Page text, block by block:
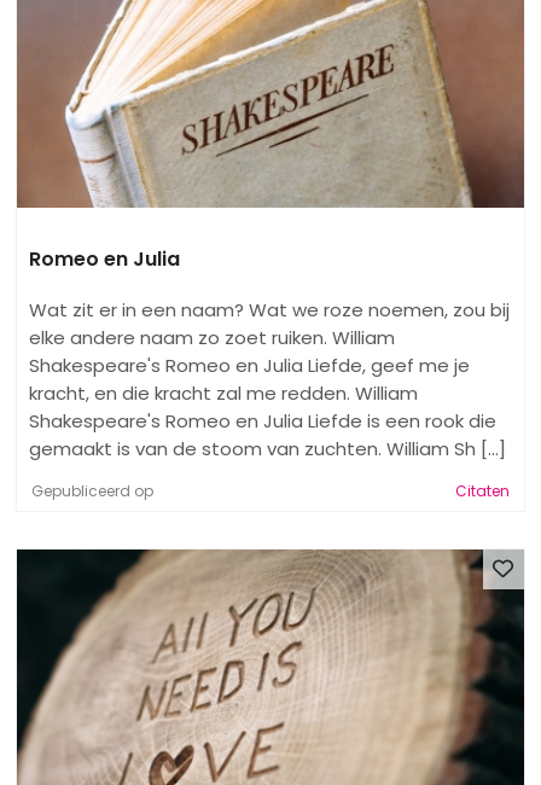
Romeo en Julia
Wat zit er in een naam? Wat we roze noemen, zou bij
elke andere naam zo zoet ruiken. William
Shakespeare's Romeo en Julia Liefde, geef me je
kracht, en die kracht zal me redden. William
Shakespeare's Romeo en Julia Liefde is een rook die
gemaakt is van de stoom van zuchten. William Sh [...]
Gepubliceerd op Citaten